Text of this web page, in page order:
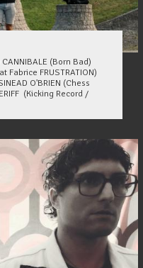
(Born Bad)
Fabrice FRUSTRATION)
O'BRIEN (Chess
(Kicking Record /